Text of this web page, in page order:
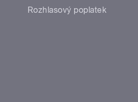
Rozhlasový poplatek